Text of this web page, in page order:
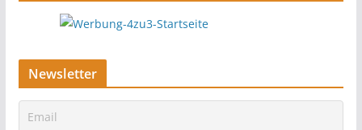
Newsletter